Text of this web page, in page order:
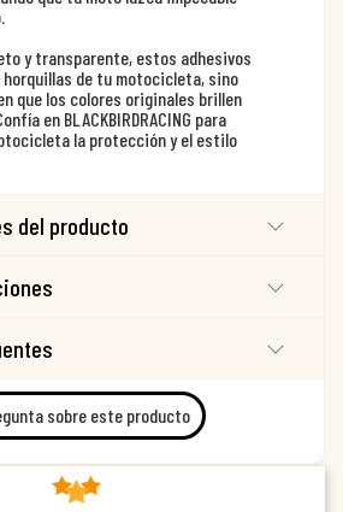
y transparente, estos adhesivos
horquillas de tu motocicleta, sino
que los colores originales brillen
en BLACKBIRDRACING para
la protección y el estilo
del producto
sobre este producto